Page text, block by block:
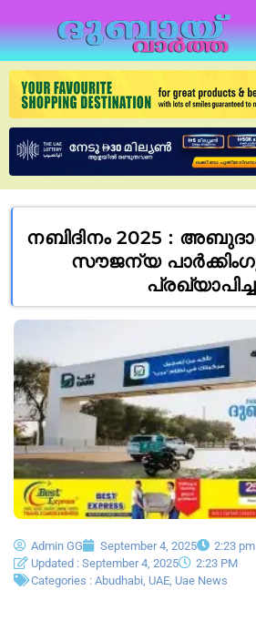
നബിദിനം 2025 :
സൗജന്യ
Admin GG September 4, 2025
2:23 pm
Updated : September 4, 2025
2:23 PM
Categories : Abudhabi UAE Uae News